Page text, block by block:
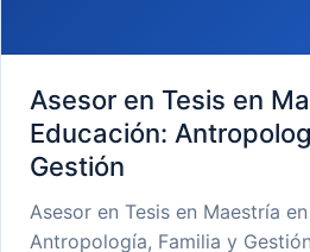
Asesor en Tesis en
Educación:
Gestión
Asesor en Tesis en Maestría
Antropología, Familia y